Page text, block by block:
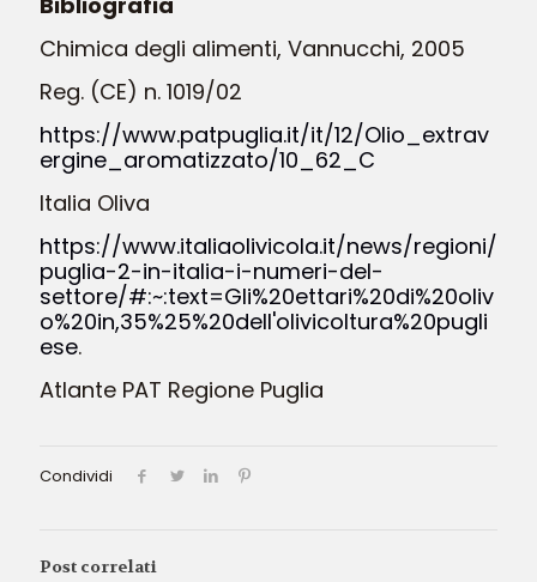
Chimica degli alimenti, Vannucchi, 2005
Reg. (CE) n. 1019/02
https://www.patpuglia.it/it/12/Olio_extrav
ergine_aromatizzato/10_62_C
Italia Oliva
https://www.italiaolivicola.it/news/regioni/
puglia-2-in-italia-i-numeri-del-
settore/#:~:text=Gli%20ettari%20di%20oliv
o%20in,35%25%20dell'olivicoltura%20pugli
ese.
Atlante PAT Regione Puglia
Condividi
Post correlati